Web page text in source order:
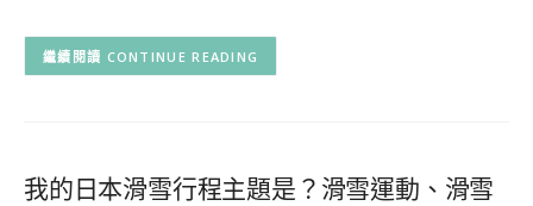
CONTINUE READING
我的日本滑雪行程主題是？滑雪運動、滑雪